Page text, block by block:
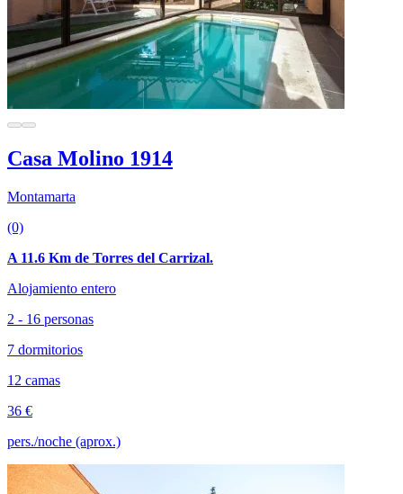
Casa Molino 1914
Montamarta
(0)
A 11.6 Km de Torres del Carrizal.
Alojamiento entero
2 - 16 personas
7 dormitorios
12 camas
36 €
pers./noche (aprox.)